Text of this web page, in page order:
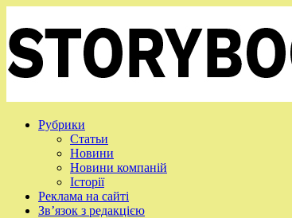
Рубрики
Статьи
Новини
Новини компаній
Історії
Реклама на сайті
Зв’язок з редакцією